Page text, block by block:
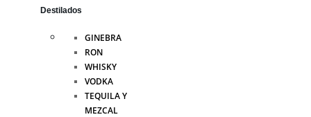
Destilados
GINEBRA
RON
WHISKY
VODKA
TEQUILA Y
MEZCAL